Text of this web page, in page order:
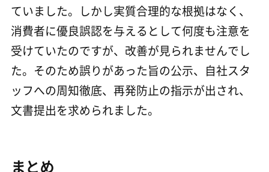
ていました。しかし実質合理的な根拠はなく、
消費者に優良誤認を与えるとして何度も注意を
受けていたのですが、改善が見られませんでし
た。そのため誤りがあった旨の公示、自社スタ
ッフへの周知徹底、再発防止の指示が出され、
文書提出を求められました。
まとめ